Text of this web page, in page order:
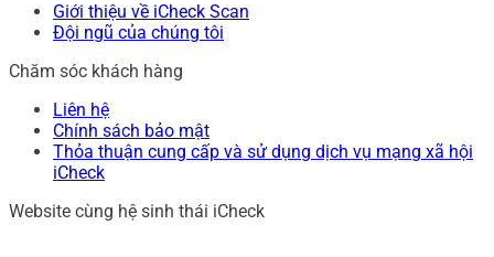
Giới thiệu về iCheck Scan
Đội ngũ của chúng tôi
Chăm sóc khách hàng
Liên hệ
Chính sách bảo mật
Thỏa thuận cung cấp và sử dụng dịch vụ mạng xã hội
iCheck
Website cùng hệ sinh thái iCheck